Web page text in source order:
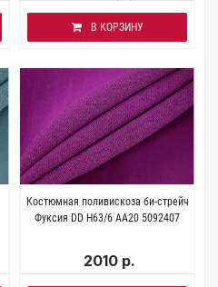
В КОРЗИНУ
Костюмная поливискоза би-стрейч
Фуксия DD H63/6 AA20 5092407
2010 р.